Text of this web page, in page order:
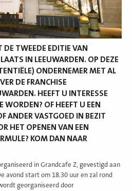
TWEEDE EDITIE VAN
IN LEEUWARDEN. OP DEZE
ONDERNEMER MET AL
DE FRANCHISE
HEEFT U INTERESSE
WORDEN? OF HEEFT U EEN
ANDER VASTGOED IN BEZIT
HET OPENEN VAN EEN
KOM DAN NAAR
in Grandcafe Z, gevestigd aan
avond start om 18.30 uur en zal rond
georganiseerd door